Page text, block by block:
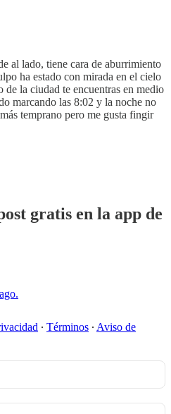
al lado, tiene cara de aburrimiento
ha estado con mirada en el cielo
la ciudad te encuentras en medio
marcando las 8:02 y la noche no
temprano pero me gusta fingir
gratis en la app de
∙ Términos ∙ Aviso de